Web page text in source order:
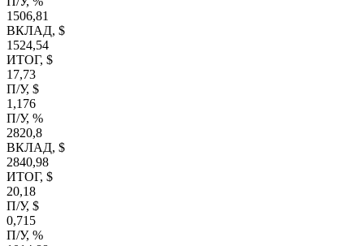
1506,81
ВКЛАД, $
1524,54
ИТОГ, $
17,73
П/У, $
1,176
П/У, %
2820,8
ВКЛАД, $
2840,98
ИТОГ, $
20,18
П/У, $
0,715
П/У, %